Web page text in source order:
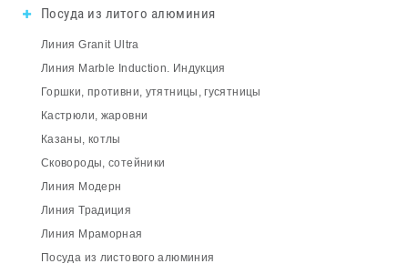
Посуда из литого алюминия
Линия Granit Ultra
Линия Marble Induction. Индукция
Горшки, противни, утятницы, гусятницы
Кастрюли, жаровни
Казаны, котлы
Сковороды, сотейники
Линия Модерн
Линия Традиция
Линия Мраморная
Посуда из листового алюминия